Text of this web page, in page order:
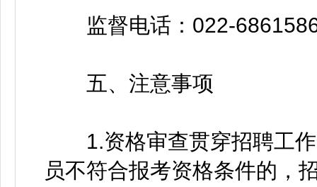
监督电话：022-
五、注意事项
1.资格审查贯穿招聘工作
员不符合报考资格条件的，